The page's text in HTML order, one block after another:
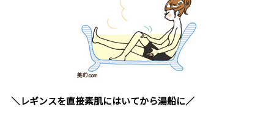
＼レギンスを直接素肌にはいてから湯船に／